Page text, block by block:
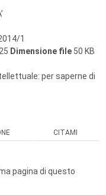
1
Dimensione file 50 KB
per saperne di
CITAMI
pagina di questo